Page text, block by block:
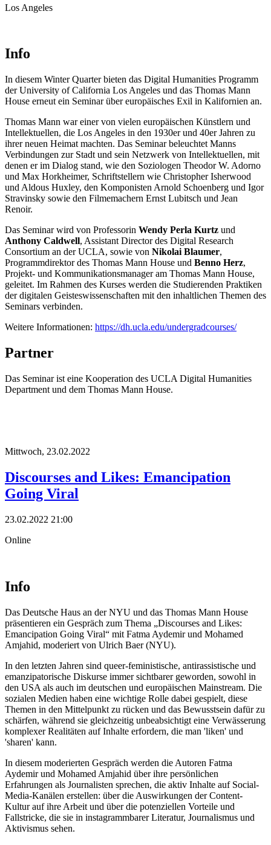
Los Angeles
Info
In diesem WinterQuarterbieten das Digital Humanities Programm
der University of California Los Angeles und das Thomas Mann
House erneut ein Seminar über europäisches Exil in Kalifornien an.
Thomas Mann war einervon vielen europäischen Künstlern und
Intellektuellen, die Los Angeles in den 1930er und 40er Jahren zu
ihrer neuen Heimat machten. Das Seminarbeleuchtet Manns
Verbindungen zur Stadt und sein Netzwerk von Intellektuellen, mit
denen er im Dialog stand, wie den Soziologen Theodor W. Adorno
und Max Horkheimer, Schriftstellern wie Christopher Isherwood
und Aldous Huxley, den Komponisten Arnold Schoenberg und Igor
Stravinsky sowie den Filmemachern Ernst Lubitsch und Jean
Renoir.
Das Seminarwird von Professorin Wendy Perla Kurtz und
Anthony Caldwell, Assistant Director des Digital Research
Consortium an derUCLA, sowie von Nikolai Blaumer,
Programmdirektor des Thomas Mann House und Benno Herz,
Projekt- und Kommunikationsmanager am Thomas Mann House,
geleitet. Im Rahmen des Kurses werden die Studierenden Praktiken
der digitalen Geisteswissenschaften mit den inhaltlichen Themen des
Seminars verbinden.
Weitere Informationen: https://dh.ucla.edu/undergradcourses/
Partner
Das Seminar ist eine Kooperation des UCLA Digital Humanities
Department und dem Thomas Mann House.
Mittwoch, 23.02.2022
Discourses and Likes: Emancipation
Going Viral
23.02.2022 21:00
Online
Info
Das Deutsche Haus an der NYU und das Thomas Mann House
präsentieren ein Gespräch zum Thema „Discourses and Likes:
Emancipation Going Viral“ mit Fatma Aydemir und Mohamed
Amjahid, moderiert von Ulrich Baer (NYU).
In den letzten Jahren sind queer-feministische, antirassistische und
emanzipatorische Diskurse immer sichtbarer geworden, sowohl in
den USA als auch im deutschen und europäischen Mainstream. Die
sozialen Medien haben eine wichtige Rolle dabei gespielt, diese
Themen in den Mittelpunkt zu rücken und das Bewusstsein dafür zu
schärfen, während sie gleichzeitig unbeabsichtigt eine Verwässerung
komplexer Realitäten auf Inhalte erfordern, die man 'liken' und
'sharen' kann.
In diesem moderierten Gespräch werden die Autoren Fatma
Aydemir und Mohamed Amjahid über ihre persönlichen
Erfahrungen als Journalisten sprechen, die aktiv Inhalte auf Social-
Media-Kanälen erstellen: über die Auswirkungen der Content-
Kultur auf ihre Arbeit und über die potenziellen Vorteile und
Fallstricke, die sie in instagrammbarer Literatur, Journalismus und
Aktivismus sehen.